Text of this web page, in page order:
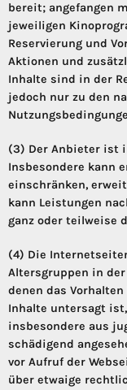
bereit; angefangen
jeweiligen
Reservierung und
Aktionen und
Inhalte sind in der
jedoch nur zu den
(3) Der Anbieter ist
Insbesondere kann
einschränken,
kann Leistungen
ganz oder teilweise
(4) Die
Altersgruppen in
denen das
Inhalte untersagt
insbesondere aus
schädigend
vor Aufruf der
über etwaige